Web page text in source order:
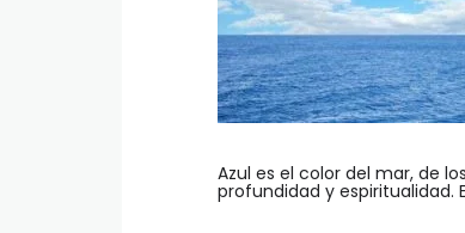
Azul es el color del mar, de
profundidad y espiritualidad.